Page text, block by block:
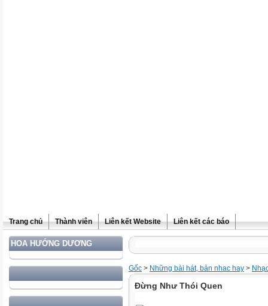
Trang chủ Thành viên Liên kết Website Liên kết các báo
HOA HƯỚNG DƯƠNG
Gốc > Những bài hát, bản nhac hay >
Đừng Như Thói Quen